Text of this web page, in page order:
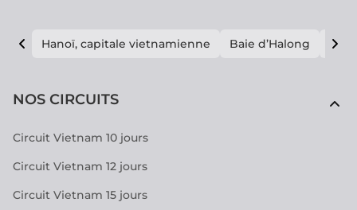
Hanoï, capitale vietnamienne Baie d’Halong E
NOS CIRCUITS
Circuit Vietnam 10 jours
Circuit Vietnam 12 jours
Circuit Vietnam 15 jours